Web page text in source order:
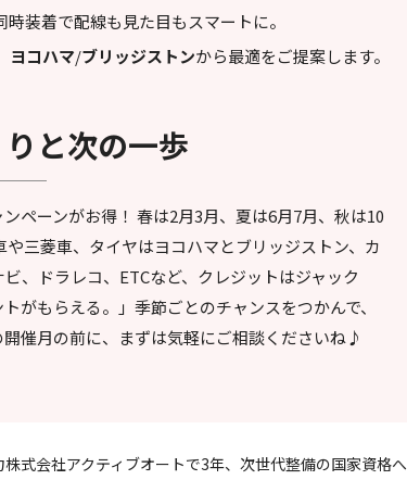
時装着で配線も見た目もスマートに。
ヨコハマ/ブリッジストンから最適をご提案します。
と次の一歩
ペーンがお得！ 春は2月3月、夏は6月7月、秋は10
三菱車、タイヤはヨコハマとブリッジストン、カ
、ドラレコ、ETCなど、クレジットはジャック
がもらえる。」季節ごとのチャンスをつかんで、
催月の前に、まずは気軽にご相談くださいね♪
株式会社アクティブオートで3年、次世代整備の国家資格へ